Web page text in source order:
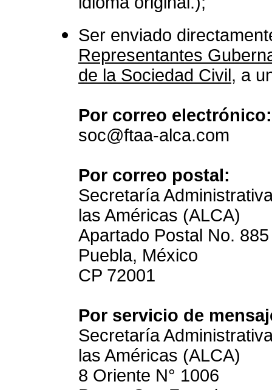
Ser enviado
Representantes
de la Sociedad Civil, a
Por correo electrónico:
soc@ftaa-alca.com
Por correo postal:
Secretaría
las Américas (ALCA)
Apartado Postal No. 885
Puebla, México
CP 72001
Por servicio de
Secretaría
las Américas (ALCA)
8 Oriente N° 1006